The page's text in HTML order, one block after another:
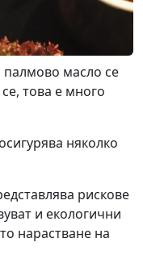
палмово масло се
това е много
няколко
рискове
и екологични
нарастване на